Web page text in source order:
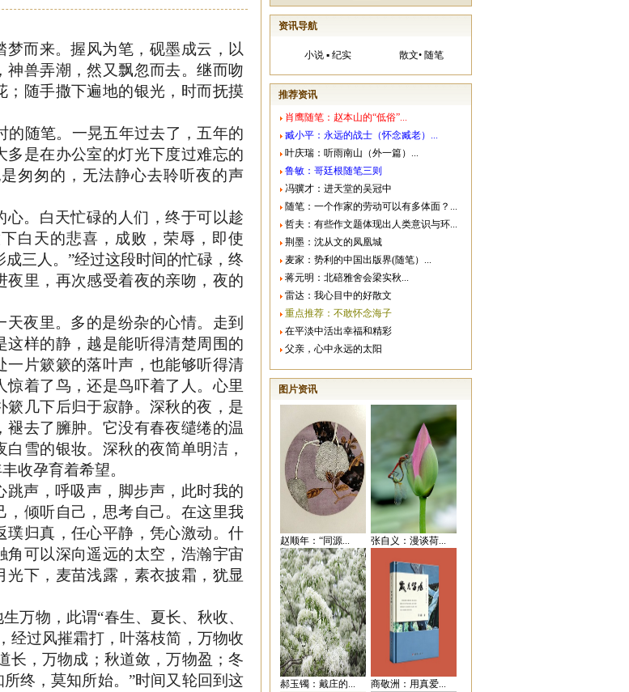
而来。握风为笔，砚墨成云，以
兽弄潮，然又飘忽而去。继而吻
随手撒下遍地的银光，时而抚摸
的随笔。一晃五年过去了，五年的
多是在办公室的灯光下度过难忘的
匆匆的，无法静心去聆听夜的声
。白天忙碌的人们，终于可以趁
白天的悲喜，成败，荣辱，即使
三人。”经过这段时间的忙碌，终
里，再次感受着夜的亲吻，夜的
夜里。多的是纷杂的心情。走到
这样的静，越是能听得清楚周围的
一片簌簌的落叶声，也能够听得清
着了鸟，还是鸟吓着了人。心里
几下后归于寂静。深秋的夜，是
去了臃肿。它没有春夜缱绻的温
雪的银妆。深秋的夜简单明洁，
收孕育着希望。
声，呼吸声，脚步声，此时我的
，倾听自己，思考自己。在这里我
归真，任心平静，凭心激动。什
可以深向遥远的太空，浩瀚宇宙
下，麦苗浅露，素衣披霜，犹显
万物，此谓“春生、夏长、秋收、
经过风摧霜打，叶落枝简，万物收
长，万物成；秋道敛，万物盈；冬
终，莫知所始。”时间又轮回到这
资讯导航
小说 ▪ 纪实 散文• 随笔
推荐资讯
肖鹰随笔：赵本山的“低俗”...
臧小平：永远的战士（怀念臧老）...
叶庆瑞：听雨南山（外一篇）...
鲁敏：哥廷根随笔三则
冯骥才：进天堂的吴冠中
随笔：一个作家的劳动可以有多体面？...
哲夫：有些作文题体现出人类意识与环...
荆墨：沈从文的凤凰城
麦家：势利的中国出版界(随笔）...
蒋元明：北碚雅舍会梁实秋...
雷达：我心目中的好散文
重点推荐：不敢怀念海子
在平淡中活出幸福和精彩
父亲，心中永远的太阳
图片资讯
赵顺年：“同源... 张自义：漫谈荷...
郝玉镯：戴庄的... 商敬洲：用真爱...